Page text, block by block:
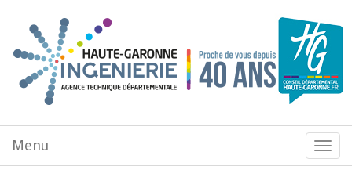
Menu
de
Menu